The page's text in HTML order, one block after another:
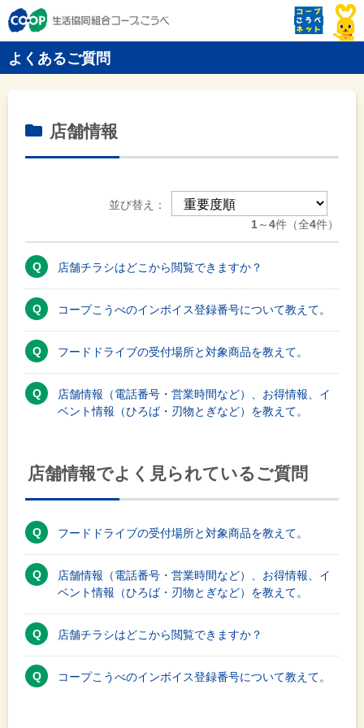
よくあるご質問
店舗情報
並び替え：
1～4件（全4件）
店舗チラシはどこから閲覧できますか？
コープこうべのインボイス登録番号について教えて。
フードドライブの受付場所と対象商品を教えて。
店舗情報（電話番号・営業時間など）、お得情報、イ
ベント情報（ひろば・刃物とぎなど）を教えて。
店舗情報でよく見られているご質問
フードドライブの受付場所と対象商品を教えて。
店舗情報（電話番号・営業時間など）、お得情報、イ
ベント情報（ひろば・刃物とぎなど）を教えて。
店舗チラシはどこから閲覧できますか？
コープこうべのインボイス登録番号について教えて。